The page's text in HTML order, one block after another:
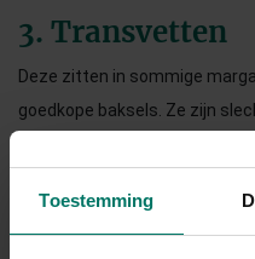
Toestemming
3. Transvetten
Deze zitten in sommige
goedkope baksels. Ze zijn